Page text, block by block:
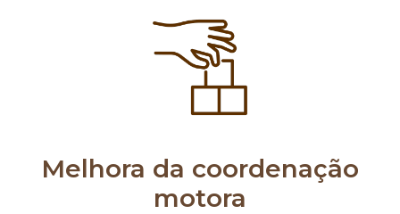
Melhora da coordenação
motora